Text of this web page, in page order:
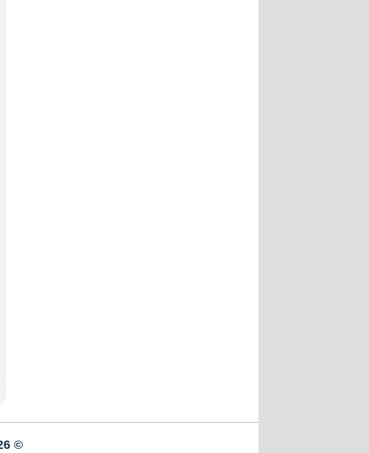
© All rights reserved. Almitlae.com 2026